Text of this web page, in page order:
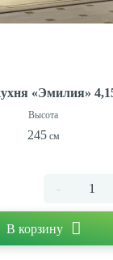
«Эмилия»
245
-
В корзину